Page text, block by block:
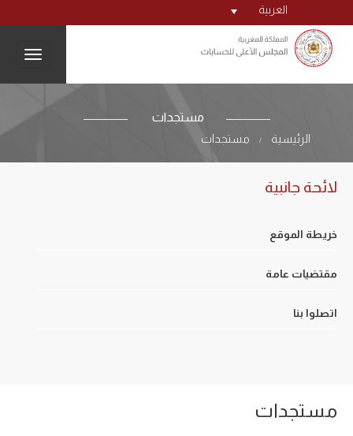
العربية
مستجدات
الرئيسية
/ مستجدات
لائحة جانبية
خريطة الموقع
مقتضيات عامة
اتصلوا بنا
مستجدات